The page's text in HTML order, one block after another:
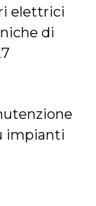
elettrici
di
impianti